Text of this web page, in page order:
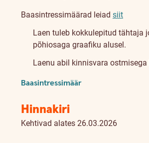
Baasintressimäärad leiad siit
Laen tuleb kokkulepitud tähtaja
põhiosaga graafiku alusel.
Laenu abil kinnisvara
Baasintressimäär
Hinnakiri
Kehtivad alates 26.03.2026